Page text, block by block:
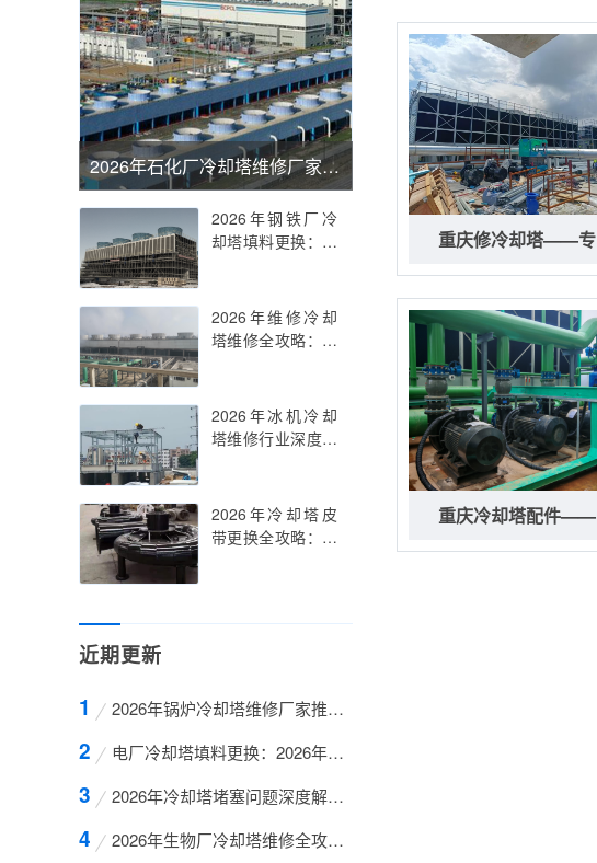
2026年石化厂冷却塔维修厂家推荐与维修技术深度解析
2026年钢铁厂冷
却塔填料更换：专
2026年维修冷却
塔维修全攻略：专
2026年冰机冷却
塔维修行业深度解
2026年冷却塔皮
带更换全攻略：从
近期更新
2026年锅炉冷却塔维修厂家推荐与行业深度解析
电厂冷却塔填料更换：2026年最新维修指南与行业分
2026年冷却塔堵塞问题深度解析与高效维修策略
2026年生物厂冷却塔维修全攻略：巨龙冷却塔维修服
重庆修冷却塔——专
重庆冷却塔配件——